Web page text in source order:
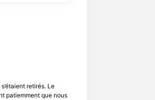
retirés. Le
patiemment que nous